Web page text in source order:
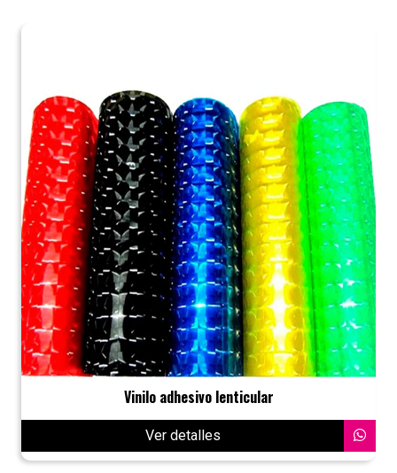
Vinilo adhesivo lenticular
Ver detalles